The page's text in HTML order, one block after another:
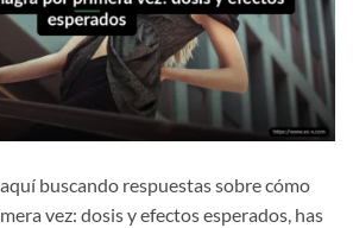
buscando respuestas sobre cómo
vez: dosis y efectos esperados, has